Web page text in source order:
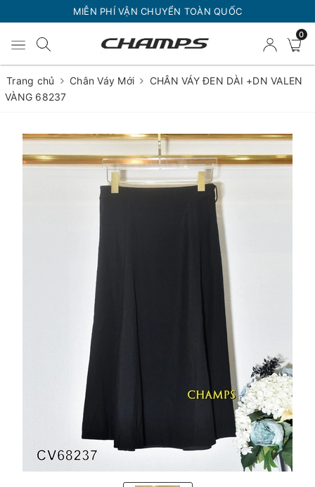
MIỄN PHÍ VẬN CHUYỂN TOÀN QUỐC
0
Trang chủ Chân Váy Mới
CHÂN VÁY ĐEN DÀI +DN VALEN
VÀNG 68237